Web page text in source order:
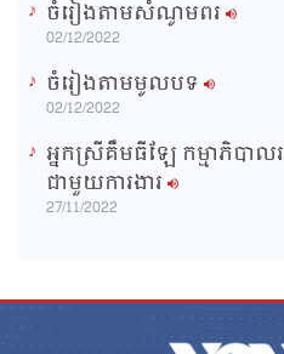
ចំរៀងតាមសំណូមពរ
02/12/2022
ចំរៀងតាមមូលបទ
02/12/2022
អ្នកស្រីគឹមធីឡែ កម្មាភិបា
ជាមួយការងារ
27/11/2022